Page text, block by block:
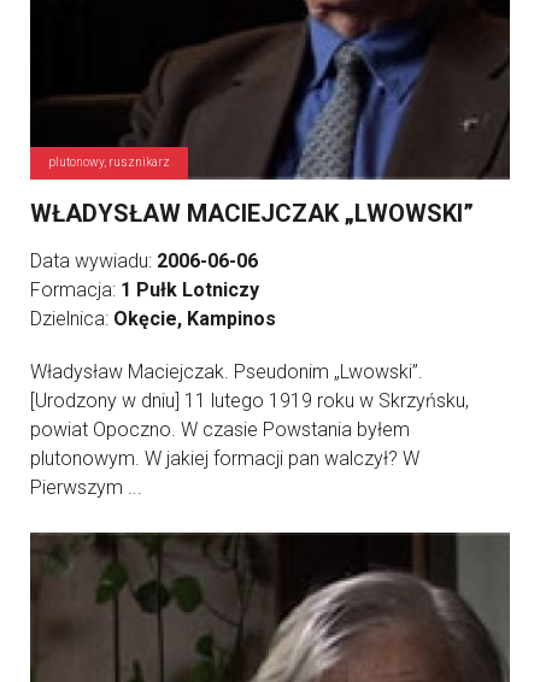
plutonowy, rusznikarz
WŁADYSŁAW MACIEJCZAK „LWOWSKI”
Data wywiadu: 2006-06-06
Formacja: 1 Pułk Lotniczy
Dzielnica: Okęcie, Kampinos
Władysław Maciejczak. Pseudonim „Lwowski”.
[Urodzony w dniu] 11 lutego 1919 roku w Skrzyńsku,
powiat Opoczno. W czasie Powstania byłem
plutonowym. W jakiej formacji pan walczył? W
Pierwszym ...